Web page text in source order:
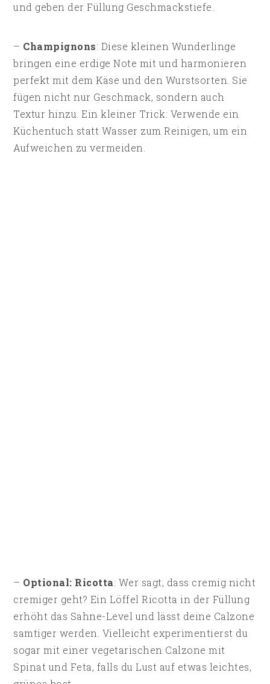
und geben der Füllung Geschmackstiefe.
– Champignons: Diese kleinen Wunderlinge
bringen eine erdige Note mit und harmonieren
perfekt mit dem Käse und den Wurstsorten. Sie
fügen nicht nur Geschmack, sondern auch
Textur hinzu. Ein kleiner Trick: Verwende ein
Küchentuch statt Wasser zum Reinigen, um ein
Aufweichen zu vermeiden.
– Optional: Ricotta: Wer sagt, dass cremig nicht
cremiger geht? Ein Löffel Ricotta in der Füllung
erhöht das Sahne-Level und lässt deine Calzone
samtiger werden. Vielleicht experimentierst du
sogar mit einer vegetarischen Calzone mit
Spinat und Feta, falls du Lust auf etwas leichtes,